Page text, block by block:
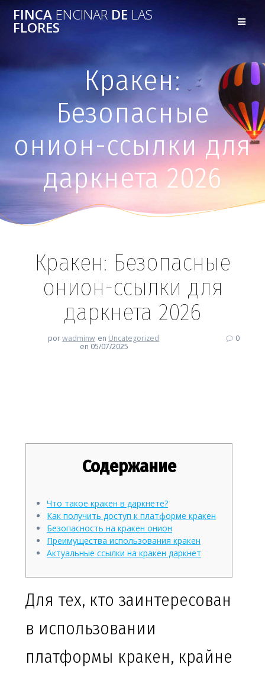
FINCAENCINAR DE LAS
FLORES
Кракен:
Безопасные
онион-ссылки для
даркнета 2026
Кракен: Безопасные
онион-ссылки для
даркнета 2026
porwadminw en Uncategorized
en 05/07/2025
0
Содержание
Что такое кракен в даркнете?
Как получить доступ к платформе кракен
Безопасность на кракен онион
Преимущества использования кракен
Актуальные ссылки на кракен даркнет
Для тех, кто заинтересован
в использовании
платформы кракен, крайне